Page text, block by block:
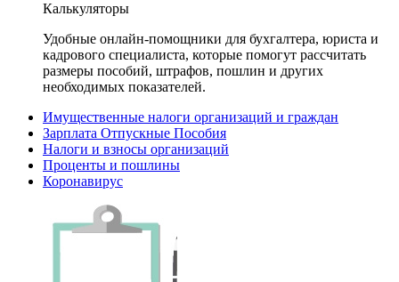
Калькуляторы
Удобные онлайн-помощники для бухгалтера, юриста и
кадрового специалиста, которые помогут рассчитать
размеры пособий, штрафов, пошлин и других
необходимых показателей.
Имущественные налоги организаций и граждан
Зарплата Отпускные Пособия
Налоги и взносы организаций
Проценты и пошлины
Коронавирус